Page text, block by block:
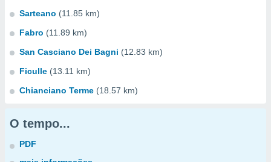
Sarteano (11.85 km)
Fabro (11.89 km)
San Casciano Dei Bagni (12.83 km)
Ficulle (13.11 km)
Chianciano Terme (18.57 km)
O tempo...
PDF